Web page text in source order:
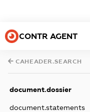
CONTR AGENT
CAHEADER.SEARCH
document.dossier
document.statements